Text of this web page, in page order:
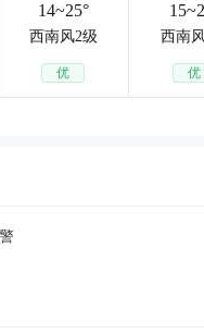
14~25°
西南风2级
优
西南
优